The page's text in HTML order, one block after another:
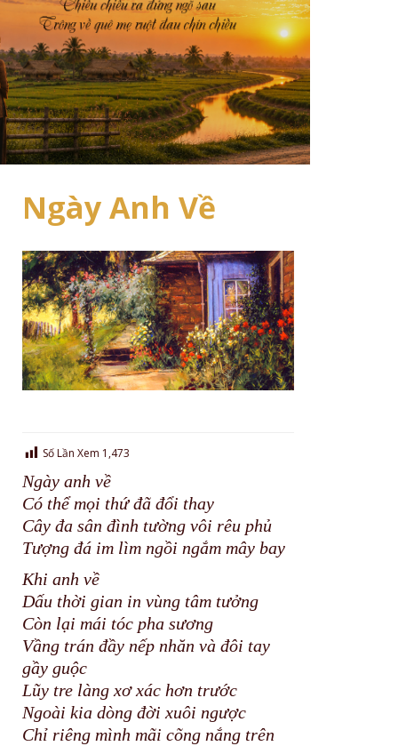
Ngày Anh Về
Số Lần Xem 1,473
Ngày anh về
Có thể mọi thứ đã đổi thay
Cây đa sân đình tường vôi rêu phủ
Tượng đá im lìm ngồi ngắm mây bay
Khi anh về
Dấu thời gian in vùng tâm tưởng
Còn lại mái tóc pha sương
Vầng trán đầy nếp nhăn và đôi tay
gầy guộc
Lũy tre làng xơ xác hơn trước
Ngoài kia dòng đời xuôi ngược
Chỉ riêng mình mãi cõng nắng trên